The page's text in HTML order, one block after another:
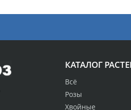
КАТАЛОГ
Всё
Розы
Хвойные